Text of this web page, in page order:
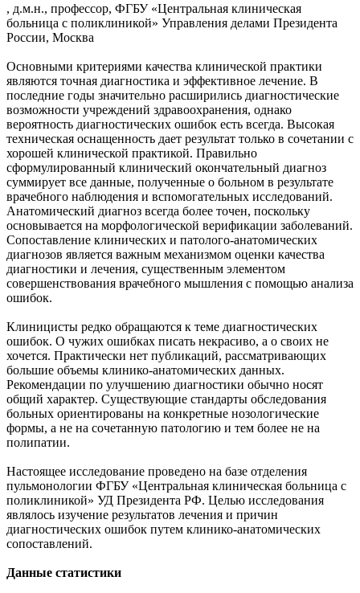
, д.м.н., профессор, ФГБУ «Центральная клиническая
больница с поликлиникой» Управления делами Президента
России, Москва
Основными критериями качества клинической практики
являются точная диагностика и эффективное лечение. В
последние годы значительно расширились диагностические
возможности учреждений здравоохранения, однако
вероятность диагностических ошибок есть всегда. Высокая
техническая оснащенность дает результат только в сочетании с
хорошей клинической практикой. Правильно
сформулированный клинический окончательный диагноз
суммирует все данные, полученные о больном в результате
врачебного наблюдения и вспомогательных исследований.
Анатомический диагноз всегда более точен, поскольку
основывается на морфологической верификации заболеваний.
Сопоставление клинических и патолого-анатомических
диагнозов является важным механизмом оценки качества
диагностики и лечения, существенным элементом
совершенствования врачебного мышления с помощью анализа
ошибок.
Клиницисты редко обращаются к теме диагностических
ошибок. О чужих ошибках писать некрасиво, а о своих не
хочется. Практически нет публикаций, рассматривающих
большие объемы клинико-анатомических данных.
Рекомендации по улучшению диагностики обычно носят
общий характер. Существующие стандарты обследования
больных ориентированы на конкретные нозологические
формы, а не на сочетанную патологию и тем более не на
полипатии.
Настоящее исследование проведено на базе отделения
пульмонологии ФГБУ «Центральная клиническая больница с
поликлиникой» УД Президента РФ. Целью исследования
являлось изучение результатов лечения и причин
диагностических ошибок путем клинико-анатомических
сопоставлений.
Данные статистики